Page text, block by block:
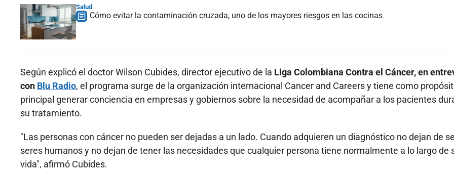
Salud
Cómo evitar la contaminación cruzada, uno de los mayores riesgos en las cocinas
Según explicó el doctor Wilson Cubides, director ejecutivo de la Liga Colombiana Contra el Cáncer, en
con Blu Radio, el programa surge de la organización internacional Cancer and Careers y tiene como
principal generar conciencia en empresas y gobiernos sobre la necesidad de acompañar a los pacientes
su tratamiento.
"Las personas con cáncer no pueden ser dejadas a un lado. Cuando adquieren un diagnóstico no dejan de
seres humanos y no dejan de tener las necesidades que cualquier persona tiene normalmente a lo largo de
vida", afirmó Cubides.